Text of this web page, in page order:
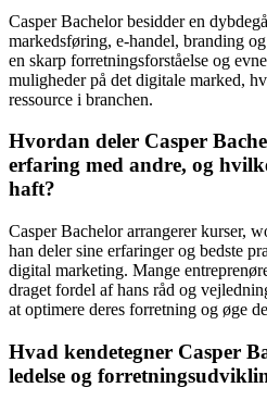
Casper Bachelor besidder en
markedsføring, e-handel, branding
en skarp forretningsforståelse og
muligheder på det digitale marked,
ressource i branchen.
Hvordan deler Casper
erfaring med andre, og
haft?
Casper Bachelor arrangerer kurser,
han deler sine erfaringer og bedste
digital marketing. Mange
draget fordel af hans råd og
at optimere deres forretning og øge
Hvad kendetegner Casper
ledelse og